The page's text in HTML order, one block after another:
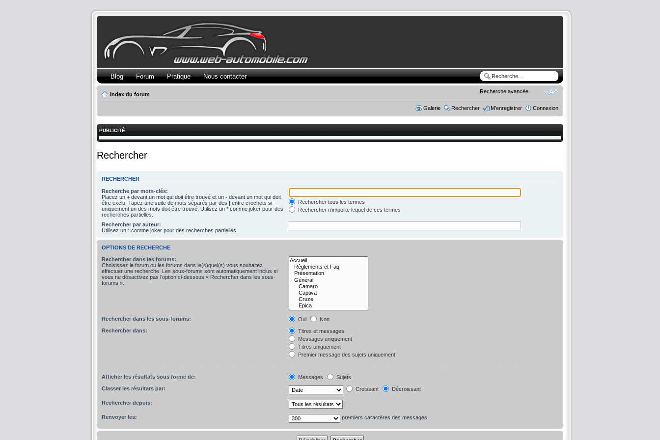
Recherche avancée
Blog Forum Pratique Nous contacter
Index du forum
Galerie Rechercher M’enregistrer Connexion
PUBLICITÉ
Rechercher
RECHERCHER
Recherche par mots-clés:
Placez un + devant un mot qui doit être trouvé et un - devant un mot qui doit
être exclu. Tapez une suite de mots séparés par des | entre crochets si
uniquement un des mots doit être trouvé. Utilisez un * comme joker pour des
recherches partielles.
Rechercher tous les termes
Rechercher n’importe lequel de ces termes
Rechercher par auteur:
Utilisez un * comme joker pour des recherches partielles.
OPTIONS DE RECHERCHE
Rechercher dans les forums:
Choisissez le forum ou les forums dans le(s)quel(s) vous souhaitez
effectuer une recherche. Les sous-forums sont automatiquement inclus si
vous ne désactivez pas l’option ci-dessous « Rechercher dans les sous-
forums ».
Rechercher dans les sous-forums: Oui
Non
Rechercher dans:
Titres et messages
Messages uniquement
Titres uniquement
Premier message des sujets uniquement
Afficher les résultats sous forme de: Messages
Sujets
Classer les résultats par:
Croissant Décroissant
Rechercher depuis:
Renvoyer les: premiers caractères des messages